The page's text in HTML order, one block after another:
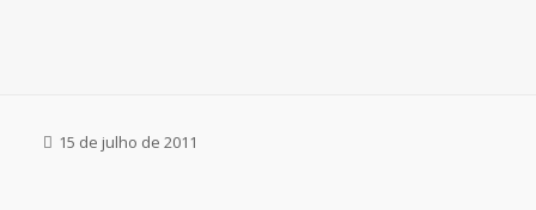
15 de julho de 2011